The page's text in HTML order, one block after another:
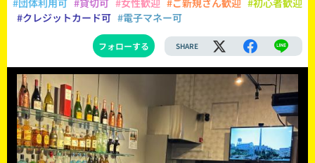
#クレジットカード可 #電子マネー可
フォローする SHARE